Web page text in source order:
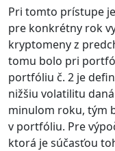
Pri tomto prístupe
pre konkrétny rok
kryptomeny z
tomu bolo pri
portfóliu č. 2 je
nižšiu volatilitu
minulom roku, tým
v portfóliu. Pre
ktorá je súčasťou